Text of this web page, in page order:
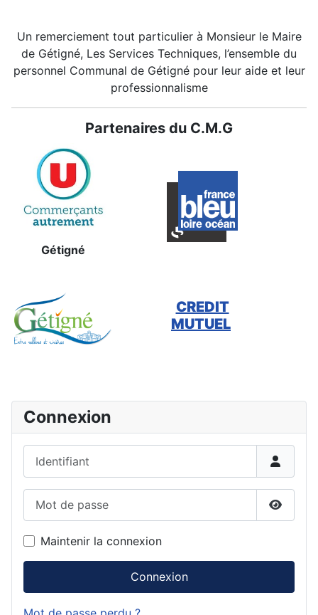
Un remerciement tout particulier à Monsieur le Maire
de Gétigné, Les Services Techniques, l’ensemble du
personnel Communal de Gétigné pour leur aide et leur
professionnalisme
Partenaires du C.M.G
Gétigné
CREDIT
MUTUEL
Connexion
Maintenir la connexion
Connexion